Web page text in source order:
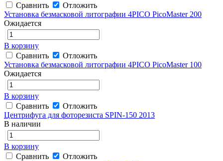
Сравнить
Отложить
Установка безмасковой литографии 4PICO PicoMaster 200
Ожидается
В корзину
Сравнить
Отложить
Установка безмасковой литографии 4PICO PicoMaster 100
Ожидается
В корзину
Сравнить
Отложить
Центрифуга для фоторезиста SPIN-150 2013
В наличии
В корзину
Сравнить
Отложить